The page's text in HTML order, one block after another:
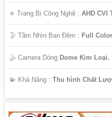
✳️ Trang Bị Công Nghệ : AHD CVI
🌛 Tầm Nhìn Ban Đêm : Full
🤹 Camera Dòng Dome Kim Loại.
️💫 Khả Năng : Thu hình Chất